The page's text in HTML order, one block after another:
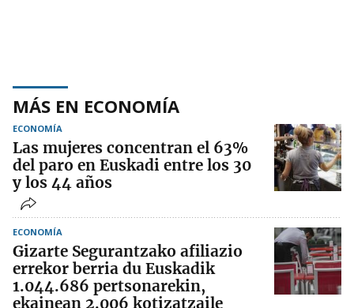
MÁS EN ECONOMÍA
ECONOMÍA
Las mujeres concentran el 63%
del paro en Euskadi entre los 30
y los 44 años
ECONOMÍA
Gizarte Segurantzako afiliazio
errekor berria du Euskadik
1.044.686 pertsonarekin,
ekainean 2.006 kotizatzaile